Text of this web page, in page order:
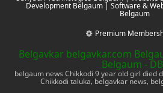
Development Belgaum | Software &
Belgaum
Premium
Belgavkar belgavkar.com
Belgaum -
belgaum news Chikkodi 9 year old girl died
Chikkodi taluka, belgavkar news,